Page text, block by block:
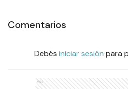
Comentarios
Debés iniciar sesión para
Ads